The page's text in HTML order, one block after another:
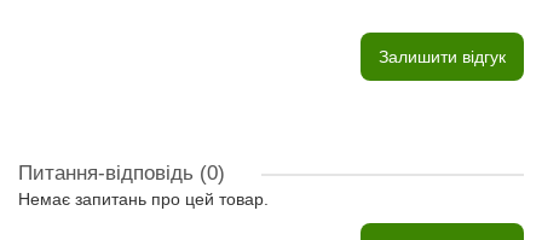
Залишити відгук
Питання-відповідь (0)
Немає запитань про цей товар.